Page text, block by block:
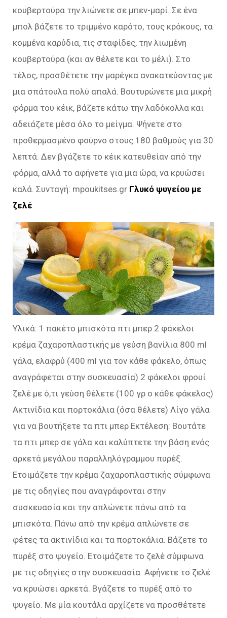
κουβερτούρα την λιώνετε σε μπεν-μαρί. Σε ένα
μπολ βάζετε το τριμμένο καρότο, τους κρόκους, τα
κομμένα καρύδια, τις σταφίδες, την λιωμένη
κουβερτούρα (και αν θέλετε και το μέλι). Στο
τέλος, προσθέτετε την μαρέγκα ανακατεύοντας με
μια σπάτουλα πολύ απαλά. Βουτυρώνετε μια μικρή
φόρμα του κέικ, βάζετε κάτω την λαδόκολλα και
αδειάζετε μέσα όλο το μείγμα. Ψήνετε στο
προθερμασμένο φούρνο στους 180 βαθμούς για 30
λεπτά. Δεν βγάζετε το κέικ κατευθείαν από την
φόρμα, αλλά το αφήνετε για μια ώρα, να κρυώσει
καλά. Συνταγή: mpoukitses.gr Γλυκό ψυγείου με
ζελέ
Υλικά: 1 πακέτο μπισκότα πτι μπερ 2 φάκελοι
κρέμα ζαχαροπλαστικής με γεύση βανίλια 800 ml
γάλα, ελαφρύ (400 ml για τον κάθε φάκελο, όπως
αναγράφεται στην συσκευασία) 2 φάκελοι φρουί
ζελέ με ό,τι γεύση θέλετε (100 γρ ο κάθε φάκελος)
Ακτινίδια και πορτοκάλια (όσα θέλετε) Λίγο γάλα
για να βουτήξετε τα πτι μπερ Εκτέλεση: Βουτάτε
τα πτι μπερ σε γάλα και καλύπτετε την βάση ενός
αρκετά μεγάλου παραλληλόγραμμου πυρέξ.
Ετοιμάζετε την κρέμα ζαχαροπλαστικής σύμφωνα
με τις οδηγίες που αναγράφονται στην
συσκευασία και την απλώνετε πάνω από τα
μπισκότα. Πάνω από την κρέμα απλώνετε σε
φέτες τα ακτινίδια και τα πορτοκάλια. Βάζετε το
πυρέξ στο ψυγείο. Ετοιμάζετε το ζελέ σύμφωνα
με τις οδηγίες στην συσκευασία. Αφήνετε το ζελέ
να κρυώσει αρκετά. Βγάζετε το πυρέξ από το
ψυγείο. Με μία κουτάλα αρχίζετε να προσθέτετε